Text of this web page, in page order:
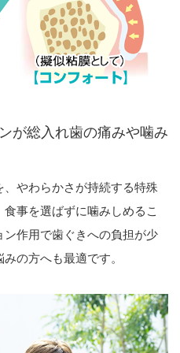
が総入れ歯の痛みや噛み
やわらかさが持続する特殊
事を選ばずに噛みしめるこ
作用で歯ぐきへの負担が少
の方へも最適です。